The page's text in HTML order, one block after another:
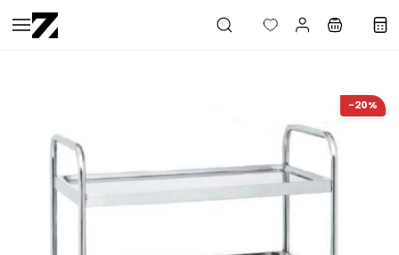
Saltar al
contenido
-20%